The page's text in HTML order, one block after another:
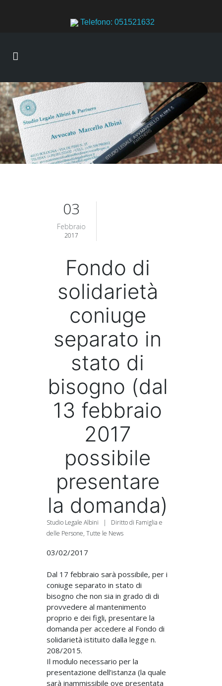
Telefono: 051521632
03
Febbraio
2017
Fondo di
solidarietà
coniuge
separato in
stato di
bisogno (dal
13 febbraio
2017
possibile
presentare
la domanda)
Studio Legale Albini | Diritto di Famiglia e
delle Persone, Tutte le News
03/02/2017
Dal 17 febbraio sarà possibile, per i
coniuge separato in stato di
bisogno che non sia in grado di di
provvedere al mantenimento
proprio e dei figli, presentare la
domanda per accedere al Fondo di
solidarietà istituito dalla legge n.
208/2015.
Il modulo necessario per la
presentazione dell’istanza (la quale
sarà inammissibile ove presentata